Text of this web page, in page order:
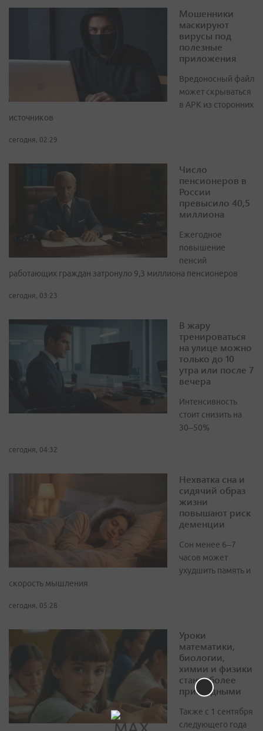
Мошенники
маскируют
вирусы под
полезные
приложения
Вредоносный файл
может скрываться
в APK из сторонних
источников
сегодня, 02:29
Число
пенсионеров в
России
превысило 40,5
миллиона
Ежегодное
повышение
пенсий
работающих граждан затронуло 9,3 миллиона пенсионеров
сегодня, 03:23
В жару
тренироваться
на улице можно
только до 10
утра или после 7
вечера
Интенсивность
стоит снизить на
30–50%
сегодня, 04:32
Нехватка сна и
сидячий образ
жизни
повышают риск
деменции
Сон менее 6–7
часов может
ухудшить память и
скорость мышления
сегодня, 05:28
Уроки
математики,
биологии,
химии и физики
станут более
прикладными
Также с 1 сентября
следующего года